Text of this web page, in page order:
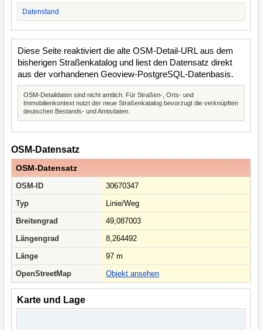
Datenstand
Diese Seite reaktiviert die alte OSM-Detail-URL aus dem
bisherigen Straßenkatalog und liest den Datensatz direkt
aus der vorhandenen Geoview-PostgreSQL-Datenbasis.
OSM-Detaildaten sind nicht amtlich. Für Straßen-, Orts- und
Immobilienkontext nutzt der neue Straßenkatalog bevorzugt die verknüpften
deutschen Bestands- und Amtsdaten.
OSM-Datensatz
OSM-Datensatz
OSM-ID
30670347
Typ
Linie/Weg
Breitengrad
49,087003
Längengrad
8,264492
Länge
97 m
OpenStreetMap
Objekt ansehen
Karte und Lage